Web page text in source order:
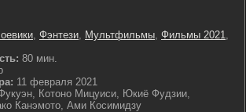
, Фэнтези, Мультфильмы, Фильмы 2021,
80 мин.
11 февраля 2021
Котоно Мицуиси, Юкиё Фудзии,
Канэмото, Ами Косимидзу